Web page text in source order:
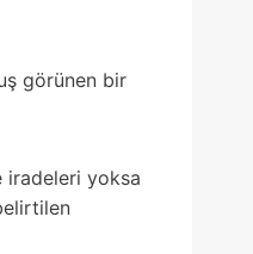
görünen bir
iradeleri yoksa